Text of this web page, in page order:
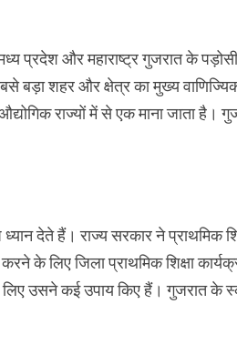
प्रदेश और महाराष्ट्र गुजरात के
बड़ा शहर और क्षेत्र का मुख्य
राज्यों में से एक माना जाता है।
देते हैं। राज्य सरकार ने प्राथमिक
के लिए जिला प्राथमिक शिक्षा
उसने कई उपाय किए हैं। गुजरात के